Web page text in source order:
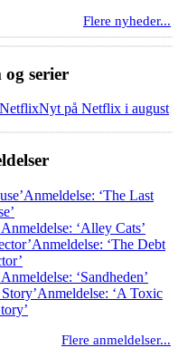
Flere nyheder...
serier
Nyt på Netflix i august
Anmeldelse: ‘The Last
Anmeldelse: ‘Alley Cats’
Anmeldelse: ‘The Debt
Anmeldelse: ‘Sandheden’
Anmeldelse: ‘A Toxic
Flere anmeldelser...